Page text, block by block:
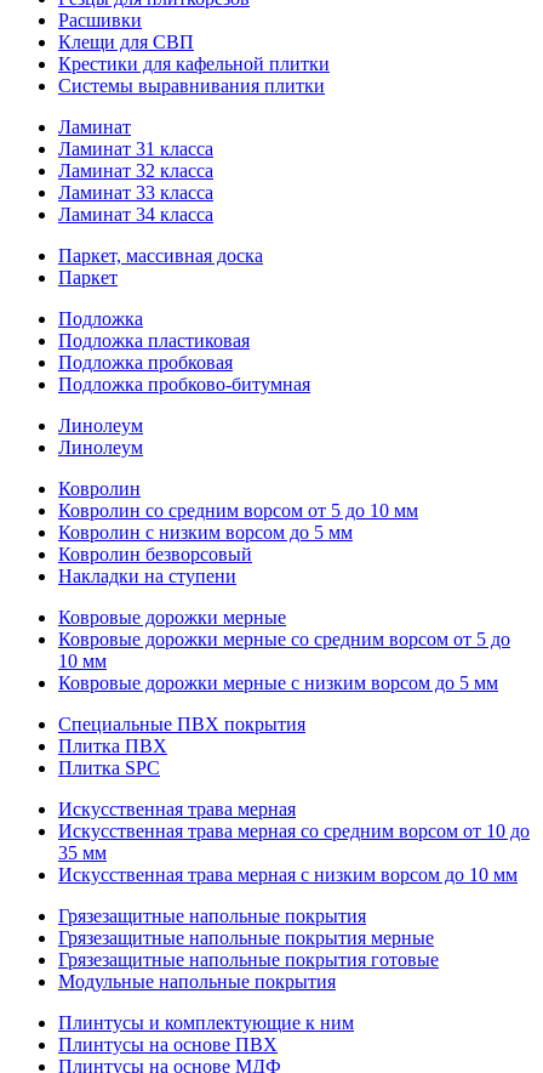
Расшивки
Клещи для СВП
Крестики для кафельной плитки
Системы выравнивания плитки
Ламинат
Ламинат 31 класса
Ламинат 32 класса
Ламинат 33 класса
Ламинат 34 класса
Паркет, массивная доска
Паркет
Подложка
Подложка пластиковая
Подложка пробковая
Подложка пробково-битумная
Линолеум
Линолеум
Ковролин
Ковролин со средним ворсом от 5 до 10 мм
Ковролин с низким ворсом до 5 мм
Ковролин безворсовый
Накладки на ступени
Ковровые дорожки мерные
Ковровые дорожки мерные со средним ворсом от 5 до
10 мм
Ковровые дорожки мерные с низким ворсом до 5 мм
Специальные ПВХ покрытия
Плитка ПВХ
Плитка SPC
Искуccтвенная трава мерная
Искусственная трава мерная со средним ворсом от 10 до
35 мм
Искусственная трава мерная с низким ворсом до 10 мм
Грязезащитные напольные покрытия
Грязезащитные напольные покрытия мерные
Грязезащитные напольные покрытия готовые
Модульные напольные покрытия
Плинтусы и комплектующие к ним
Плинтусы на основе ПВХ
Плинтусы на основе МДФ